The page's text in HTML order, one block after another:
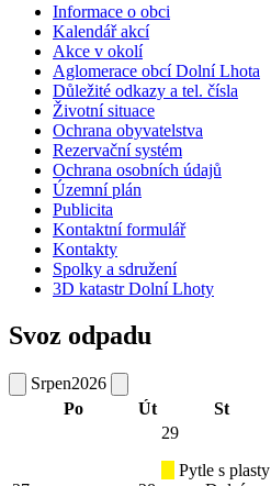
Informace o obci
Kalendář akcí
Akce v okolí
Aglomerace obcí Dolní Lhota
Důležité odkazy a tel. čísla
Životní situace
Ochrana obyvatelstva
Rezervační systém
Ochrana osobních údajů
Územní plán
Publicita
Kontaktní formulář
Kontakty
Spolky a sdružení
3D katastr Dolní Lhoty
Svoz odpadu
Srpen2026
Po
Út St
29
Pytle s plasty